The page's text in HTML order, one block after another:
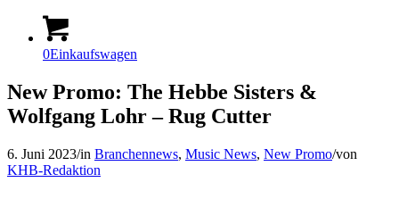
0Einkaufswagen
New Promo: The Hebbe Sisters &
Wolfgang Lohr – Rug Cutter
6. Juni 2023/in Branchennews, Music News, New Promo/von
KHB-Redaktion